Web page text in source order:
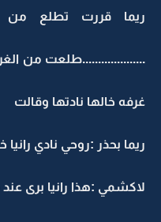
ريما قررت تطلع من
....................طلعت من
غرفه خالها نادتها وقالت
ريما بحذر :روحي نادي
لاكشمي :هذا رانيا برى